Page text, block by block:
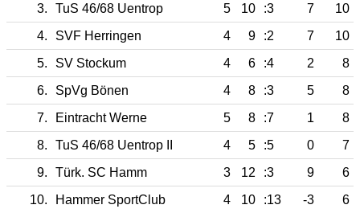
3.
TuS 46/68 Uentrop 5 10 :3 7
10
4.
SVF Herringen 4 9 :2 7
10
5.
SV Stockum 4 6 :4 2
8
6.
SpVg Bönen 4 8 :3 5
8
7.
Eintracht Werne 5 8 :7 1
8
8.
TuS 46/68 Uentrop II 4 5 :5 0
7
9.
Türk. SC Hamm 3 12 :3 9
6
10.
Hammer SportClub 4 10 :13 -3
6